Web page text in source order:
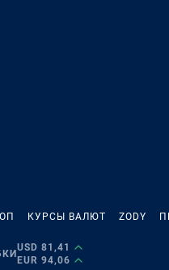
КУРСЫ ВАЛЮТ ZODY
USD 81,41
EUR 94,06